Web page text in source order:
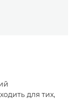
для тих,